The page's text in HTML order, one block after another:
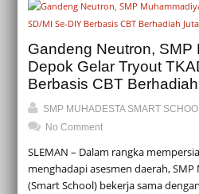
Gandeng Neutron, SMP
Depok Gelar Tryout
Berbasis CBT
SMP MUHADESTA SMART
No Comment
SLEMAN – Dalam rangka
menghadapi asesmen daerah,
(Smart School) bekerja sama